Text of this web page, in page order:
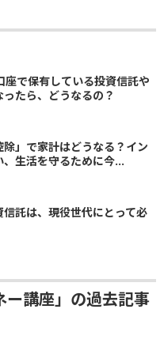
座で保有している投資信託や
たら、どうなるの？
除」で家計はどうなる？イン
生活を守るために今...
託は、現役世代にとって必
ー講座」の過去記事